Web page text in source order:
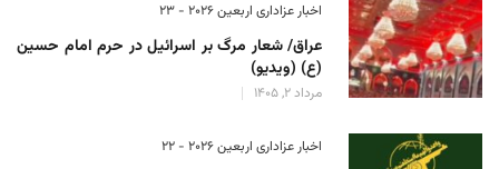
اخبار عزاداری اربعین ۲۰۲۶ - 23
عراق/ شعار مرگ بر اسرائیل در حرم امام حسین
(ع) (ویدیو)
مرداد 2, 1405
اخبار عزاداری اربعین ۲۰۲۶ - 22